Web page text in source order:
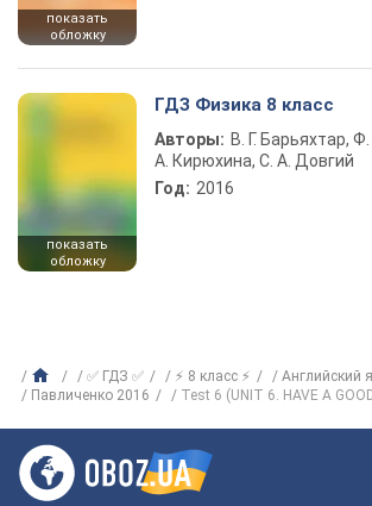
показать
обложку
показать
обложку
ГДЗ Физика 8 класс
Авторы: В. Г. Барьяхтар,
А. Кирюхина, С. А. Довгий
Год: 2016
✅ ГДЗ ✅ ⚡ 8 класс ⚡
Английский
Павличенко 2016
Test 6 (UNIT 6. HAVE A